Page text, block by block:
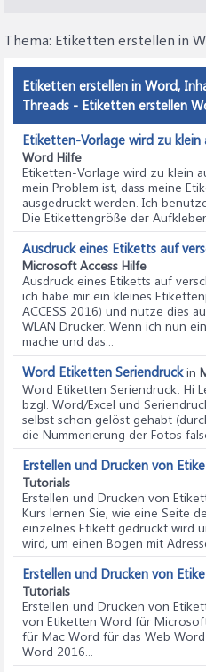
Thema: Etiketten erstellen in
Etiketten erstellen in Word,
Threads - Etiketten erstellen
Etiketten-Vorlage wird zu klein
Word Hilfe
Etiketten-Vorlage wird zu klein
mein Problem ist, dass meine
ausgedruckt werden. Ich
Die Etikettengröße der
Ausdruck eines Etiketts auf
Microsoft Access Hilfe
Ausdruck eines Etiketts auf
ich habe mir ein kleines
ACCESS 2016) und nutze dies
WLAN Drucker. Wenn ich nun
mache und das...
Word Etiketten Seriendruckin
Word Etiketten Seriendruck: Hi
bzgl. Word/Excel und
selbst schon gelöst gehabt
die Nummerierung der Fotos
Erstellen und Drucken von
Tutorials
Erstellen und Drucken von
Kurs lernen Sie, wie eine Seite
einzelnes Etikett gedruckt wird
wird, um einen Bogen mit
Erstellen und Drucken von
Tutorials
Erstellen und Drucken von
von Etiketten Word für
für Mac Word für das Web
Word 2016...